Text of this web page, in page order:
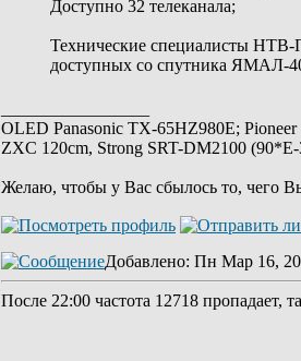
Доступно 32 телеканала;
Технические специалисты
доступных со спутника ЯМАЛ-
OLED Panasonic TX-65HZ980E;
ZXC 120cm, Strong SRT-DM2100
Желаю, чтобы у Вас сбылось то, чего
Добавлено: Пн Мар 16,
После 22:00 частота 12718 пропадает,